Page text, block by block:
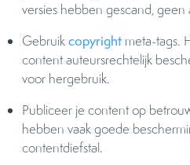
versies hebben gescand,
Gebruikcopyright meta-tags.
content auteursrechtelijk
voor hergebruik.
Publiceer je content op
hebben vaak goede
contentdiefstal.